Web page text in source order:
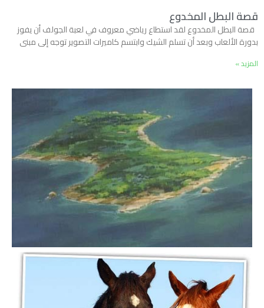
قصة البطل المخدوع
قصة البطل المخدوع لقد استطاع رياضي معروف في لعبة الجولف أن يفوز
بدورة الألعاب وبعد أن تسلم الشيك وابتسم كاميرات التصوير توجه إلى مبنى
المزيد »